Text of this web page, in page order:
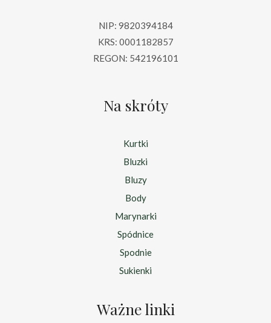
NIP: 9820394184
KRS: 0001182857
REGON: 542196101
Na skróty
Kurtki
Bluzki
Bluzy
Body
Marynarki
Spódnice
Spodnie
Sukienki
Ważne linki